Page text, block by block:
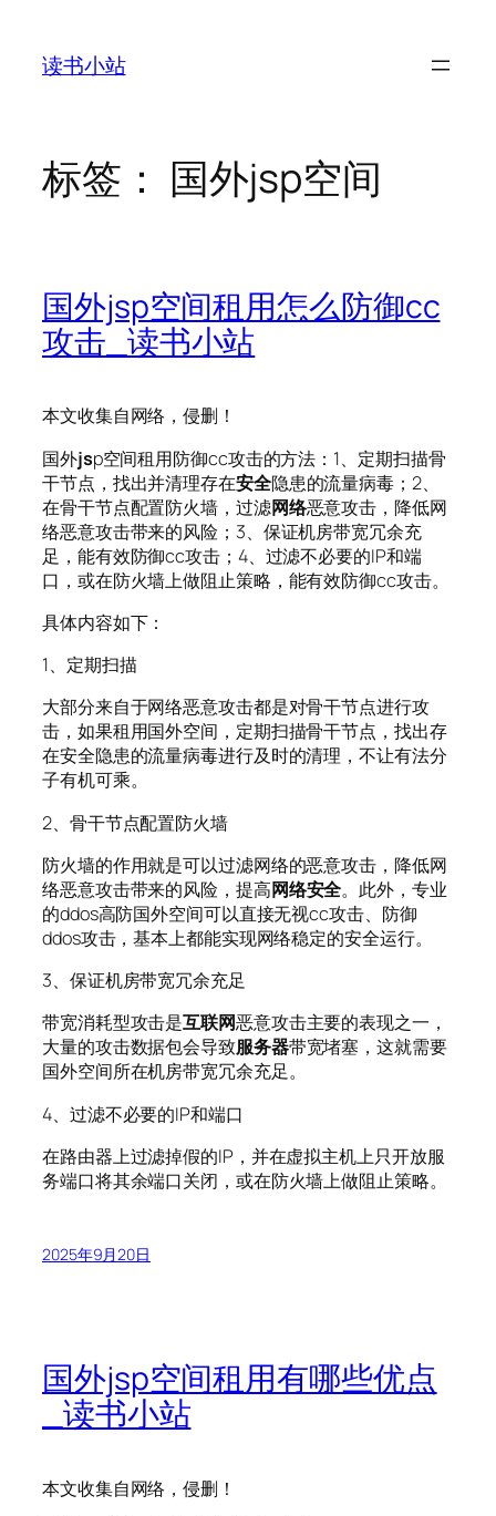
读书小站
标签： 国外jsp空间
国外jsp空间租用怎么防御cc
攻击_读书小站
本文收集自网络，侵删！
国外jsp空间租用防御cc攻击的方法：1、定期扫描骨
干节点，找出并清理存在安全隐患的流量病毒；2、
在骨干节点配置防火墙，过滤网络恶意攻击，降低网
络恶意攻击带来的风险；3、保证机房带宽冗余充
足，能有效防御cc攻击；4、过滤不必要的IP和端
口，或在防火墙上做阻止策略，能有效防御cc攻击。
具体内容如下：
1、定期扫描
大部分来自于网络恶意攻击都是对骨干节点进行攻
击，如果租用国外空间，定期扫描骨干节点，找出存
在安全隐患的流量病毒进行及时的清理，不让有法分
子有机可乘。
2、骨干节点配置防火墙
防火墙的作用就是可以过滤网络的恶意攻击，降低网
络恶意攻击带来的风险，提高网络安全。此外，专业
的ddos高防国外空间可以直接无视cc攻击、防御
ddos攻击，基本上都能实现网络稳定的安全运行。
3、保证机房带宽冗余充足
带宽消耗型攻击是互联网恶意攻击主要的表现之一，
大量的攻击数据包会导致服务器带宽堵塞，这就需要
国外空间所在机房带宽冗余充足。
4、过滤不必要的IP和端口
在路由器上过滤掉假的IP，并在虚拟主机上只开放服
务端口将其余端口关闭，或在防火墙上做阻止策略。
2025年9月20日
国外jsp空间租用有哪些优点
_读书小站
本文收集自网络，侵删！